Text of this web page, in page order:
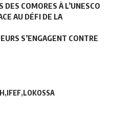
COMORES À L’UNESCO
AU DÉFI DE LA
S’ENGAGENT CONTRE
IFEF LOKOSSA